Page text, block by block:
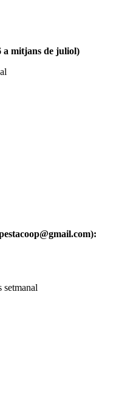
a mitjans de juliol)
setmanal